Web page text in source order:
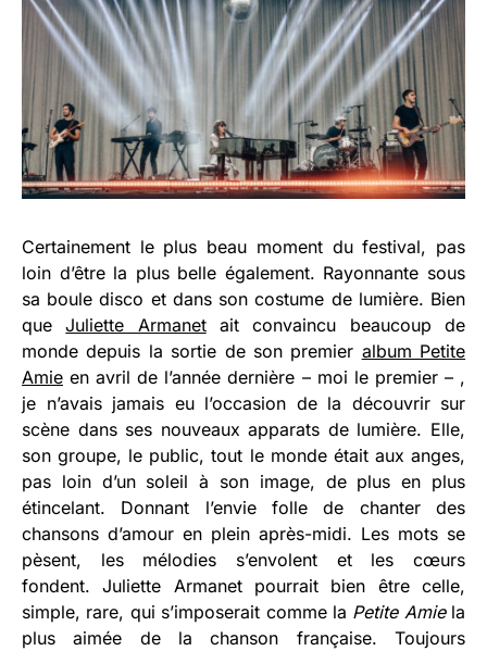
Certainement le plus beau moment du festival, pas
loin d’être la plus belle également. Rayonnante sous
sa boule disco et dans son costume de lumière. Bien
queJuliette Armanetait convaincu beaucoup de
monde depuis la sortie de son premier album Petite
Amie en avril de l’année dernière – moi le premier – ,
je n’avais jamais eu l’occasion de la découvrir sur
scène dans ses nouveaux apparats de lumière. Elle,
son groupe, le public, tout le monde était aux anges,
pas loin d’un soleil à son image, de plus en plus
étincelant. Donnant l’envie folle de chanter des
chansons d’amour en plein après-midi. Les mots se
pèsent, les mélodies s’envolent et les cœurs
fondent. Juliette Armanet pourrait bien être celle,
simple, rare, qui s’imposerait comme la Petite Amiela
plus aimée de la chanson française. Toujours